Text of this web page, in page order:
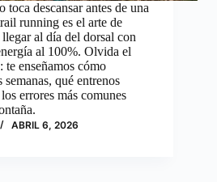
toca descansar antes de una
running es el arte de
al día del dorsal con
al 100%. Olvida el
te enseñamos cómo
qué entrenos
errores más comunes
ABRIL 6, 2026